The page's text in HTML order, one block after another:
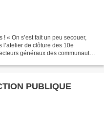
« On s’est fait un peu secouer,
l’atelier de clôture des 10e
généraux des communautés
PUBLIQUE